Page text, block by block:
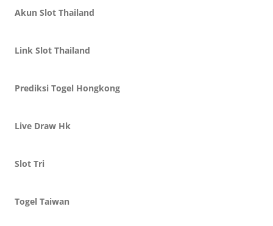
Akun Slot Thailand
Link Slot Thailand
Prediksi Togel Hongkong
Live Draw Hk
Slot Tri
Togel Taiwan